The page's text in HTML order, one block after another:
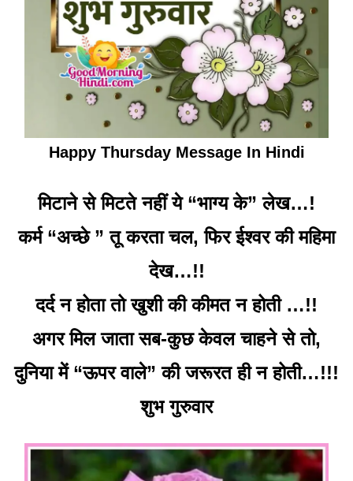
Happy Thursday Message In Hindi
मिटाने से मिटते नहीं ये “भाग्य के” लेख…!
कर्म “अच्छे ” तू करता चल, फिर ईश्वर की महिमा
देख…!!
दर्द न होता तो खुशी की कीमत न होती …!!
अगर मिल जाता सब-कुछ केवल चाहने से तो,
दुनिया में “ऊपर वाले” की जरूरत ही न होती…!!!
शुभ गुरुवार